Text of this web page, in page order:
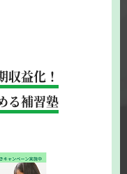
収益化！
る補習塾